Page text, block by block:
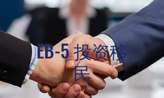
​EB-5 投资移
民